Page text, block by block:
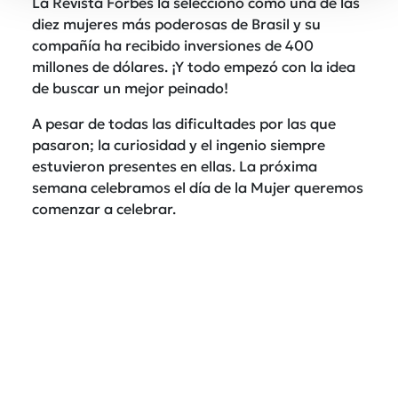
diez mujeres más poderosas de Brasil y su
compañía ha recibido inversiones de 400
millones de dólares. ¡Y todo empezó con la idea
de buscar un mejor peinado!
A pesar de todas las dificultades por las que
pasaron; la curiosidad y el ingenio siempre
estuvieron presentes en ellas. La próxima
semana celebramos el día de la Mujer queremos
comenzar a celebrar.